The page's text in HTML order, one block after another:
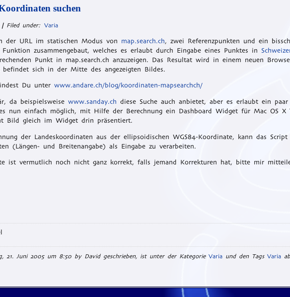
suchen
|Filed under: Varia
der URL im statischen Modus von map.search.ch, zwei Referenzpunkten und ein
zusammengebaut, welches es erlaubt durch Eingabe eines Punktes in
Punkt in map.search.ch anzuzeigen. Das Resultat wird in einem neuen
befindet sich in der Mitte des angezeigten Bildes.
Du unter www.andare.ch/blog/koordinaten-mapsearchch/
da beispielsweise www.sanday.ch diese Suche auch anbietet, aber es erlaubt ein
nun einfach möglich, mit Hilfe der Berechnung ein Dashboard Widget für Mac OS X
Bild gleich im Widget drin präsentiert.
der Landeskoordinaten aus der ellipsoidischen WGS84-Koordinate, kann das
(Längen- und Breitenangabe) als Eingabe zu verarbeiten.
ist vermutlich noch nicht ganz korrekt, falls jemand Korrekturen hat, bitte mir
21. Juni 2005 um 8:50 by David geschrieben, ist unter der Kategorie Varia und den Tags Varia